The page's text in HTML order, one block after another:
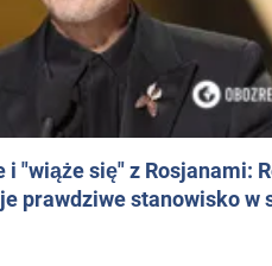
"wiąże się" z Rosjanami:
prawdziwe stanowisko w